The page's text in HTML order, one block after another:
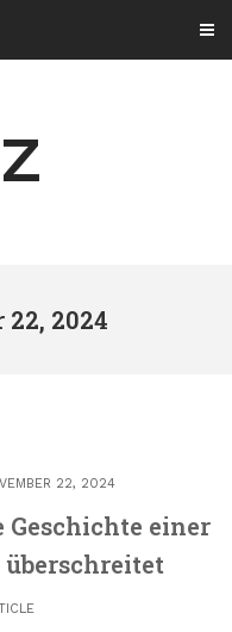
22, 2024
22, 2024
Geschichte einer
überschreitet